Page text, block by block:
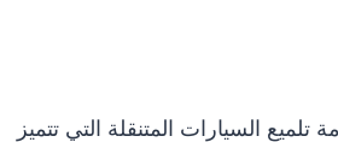
السيارات المتنقلة التي تتميز